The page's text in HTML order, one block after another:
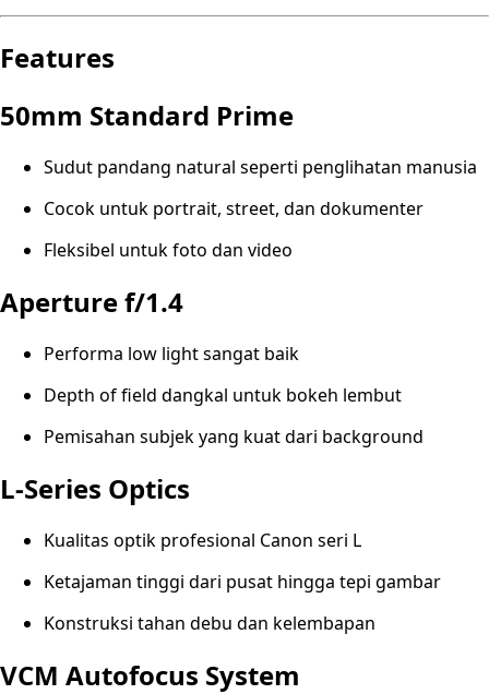
Features
50mm Standard Prime
Sudut pandang natural seperti penglihatan manusia
Cocok untuk portrait, street, dan dokumenter
Fleksibel untuk foto dan video
Aperture f/1.4
Performa low light sangat baik
Depth of field dangkal untuk bokeh lembut
Pemisahan subjek yang kuat dari background
L-Series Optics
Kualitas optik profesional Canon seri L
Ketajaman tinggi dari pusat hingga tepi gambar
Konstruksi tahan debu dan kelembapan
VCM Autofocus System